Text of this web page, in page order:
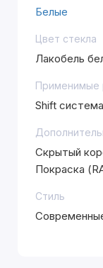
Белые
Цвет стекла
Лакобель
Применимые
Shift
Скрытый
Покраска
Стиль